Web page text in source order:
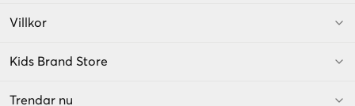
Villkor
Kids Brand Store
Trendar nu